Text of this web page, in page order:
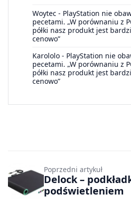
Woytec - PlayStation nie
pecetami. „W porównaniu z
półki nasz produkt jest
cenowo”
Karololo - PlayStation nie
pecetami. „W porównaniu z
półki nasz produkt jest
cenowo”
Poprzedni artykuł
Delock –
podświetleniem